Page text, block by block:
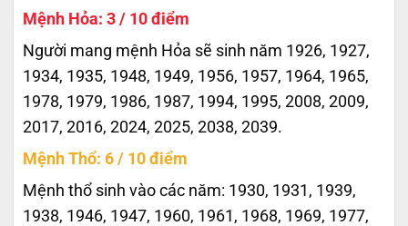
Mệnh Hỏa: 3 / 10 điểm
Người mang mệnh Hỏa sẽ sinh năm 1926, 1927,
1934, 1935, 1948, 1949, 1956, 1957, 1964, 1965,
1978, 1979, 1986, 1987, 1994, 1995, 2008, 2009,
2017, 2016, 2024, 2025, 2038, 2039.
Mệnh Thổ: 6 / 10 điểm
Mệnh thổ sinh vào các năm: 1930, 1931, 1939,
1938, 1946, 1947, 1960, 1961, 1968, 1969, 1977,